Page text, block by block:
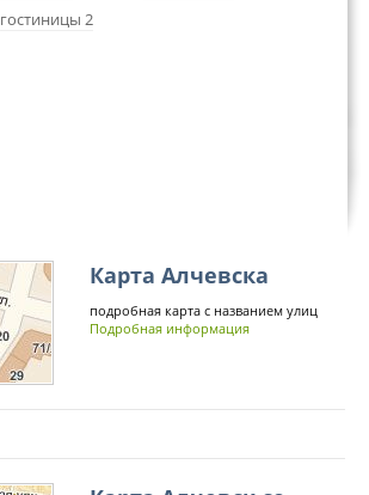
гостиницы 2
Карта Алчевска
подробная карта с названием улиц
Подробная информация